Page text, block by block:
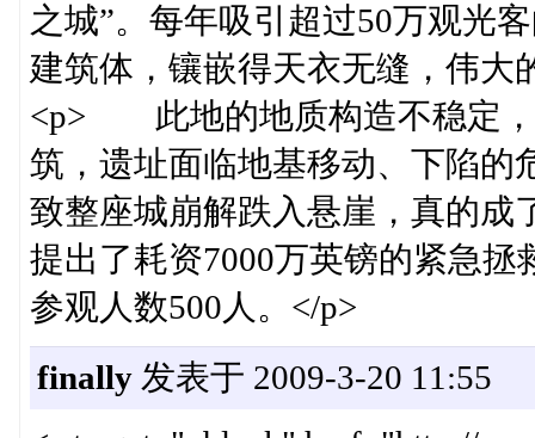
之城”。每年吸引超过50万观光
建筑体，镶嵌得天衣无缝，伟大
<p> 此地的地质构造不稳定，
筑，遗址面临地基移动、下陷的
致整座城崩解跌入悬崖，真的成
提出了耗资7000万英镑的紧急
参观人数500人。</p>
finally发表于 2009-3-20 11:55